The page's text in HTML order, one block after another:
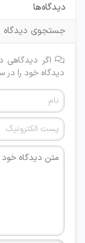
دیدگاه‌ها
جستجوی دیدگاه
اگر دیدگاهی
دیدگاه خود را در